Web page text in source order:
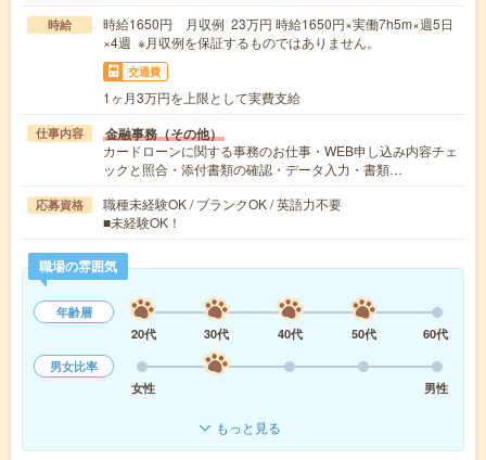
時給
時給1650円 月収例 23万円 時給1650円×実働7h5m×週5日
×4週 ※月収例を保証するものではありません。
交通費
1ヶ月3万円を上限として実費支給
仕事内容 金融事務（その他）
カードローンに関する事務のお仕事・WEB申し込み内容チェ
ックと照合・添付書類の確認・データ入力・書類…
応募資格
職種未経験OK / ブランクOK / 英語力不要
■未経験OK！
職場の雰囲気
年齢層
20代
30代 40代 50代
60代
男女比率
女性
男性
もっと見る